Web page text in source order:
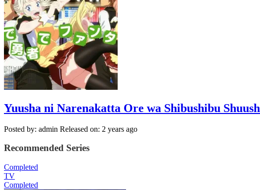
Yuusha ni Narenakatta Ore wa Shibushibu
Posted by: admin Released on: 2 years ago
Recommended Series
Completed
TV
Completed